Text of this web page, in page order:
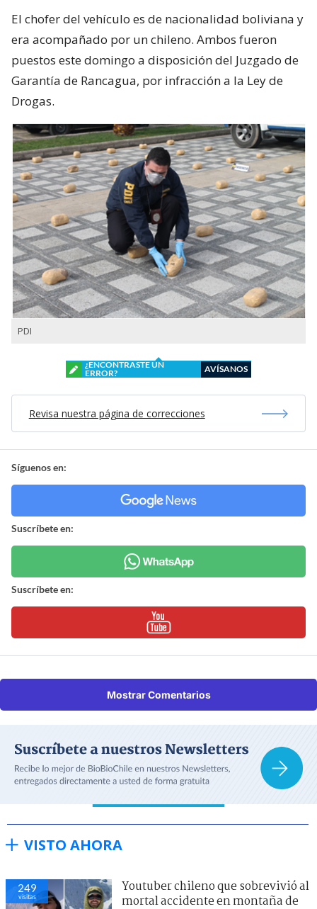
El chofer del vehículo es de nacionalidad boliviana y
era acompañado por un chileno. Ambos fueron
puestos este domingo a disposición del Juzgado de
Garantía de Rancagua, por infracción a la Ley de
Drogas.
PDI
¿ENCONTRASTE UN
ERROR?
AVÍSANOS
Revisa nuestra página de correcciones
Síguenos en:
Suscríbete en:
Suscríbete en:
Mostrar Comentarios
VISTO AHORA
249
visitas
Youtuber chileno que sobrevivió al
mortal accidente en montaña de